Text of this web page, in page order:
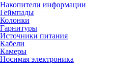
Накопители информации
Геймпады
Колонки
Гарнитуры
Источники питания
Кабели
Камеры
Носимая электроника